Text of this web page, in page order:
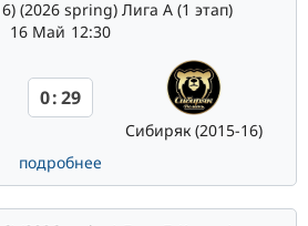
(2026 spring) Лига А (1 этап)
16 Май 12:30
0:29
Сибиряк (2015-16)
подробнее